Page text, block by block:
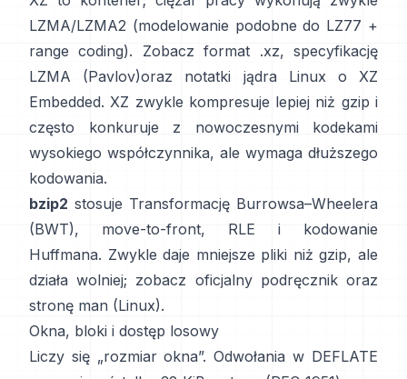
LZMA/LZMA2 (modelowanie podobne do LZ77 +
range coding). Zobacz format .xz, specyfikację
LZMA (Pavlov)oraz notatki jądra Linux
o XZ
Embedded. XZ zwykle kompresuje lepiej niż gzip i
często konkuruje z nowoczesnymi kodekami
wysokiego współczynnika, ale wymaga dłuższego
kodowania.
bzip2 stosuje Transformację Burrowsa–Wheelera
(BWT), move-to-front, RLE i kodowanie
Huffmana. Zwykle daje mniejsze pliki niż gzip, ale
działa wolniej; zobacz oficjalny podręcznik oraz
stronę man (Linux).
Okna, bloki i dostęp losowy
Liczy się „rozmiar okna”. Odwołania w DEFLATE